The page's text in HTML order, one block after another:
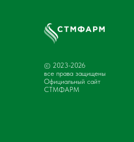
© 2023-2026
все права защищены
Официальный сайт
СТМФАРМ